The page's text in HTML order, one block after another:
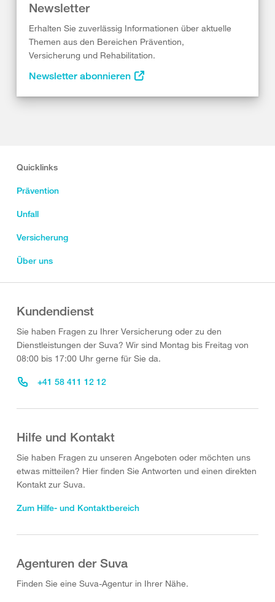
Newsletter
Erhalten Sie zuverlässig Informationen über aktuelle
Themen aus den Bereichen Prävention,
Versicherung und Rehabilitation.
Newsletter abonnieren
Quicklinks
Prävention
Unfall
Versicherung
Über uns
Kundendienst
Sie haben Fragen zu Ihrer Versicherung oder zu den
Dienstleistungen der Suva? Wir sind Montag bis Freitag von
08:00 bis 17:00 Uhr gerne für Sie da.
+41 58 411 12 12
Hilfe und Kontakt
Sie haben Fragen zu unseren Angeboten oder möchten uns
etwas mitteilen? Hier finden Sie Antworten und einen direkten
Kontakt zur Suva.
Zum Hilfe- und Kontaktbereich
Agenturen der Suva
Finden Sie eine Suva-Agentur in Ihrer Nähe.